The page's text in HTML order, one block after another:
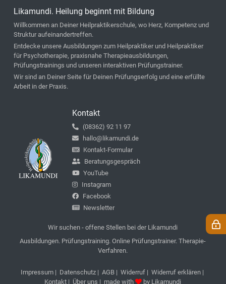
Likamundi. Heilung beginnt mit Bildung
Willkommen an Deiner Heilpraktikerschule, wo Herz, Kompetenz und
Struktur aufeinandertreffen.
Entdecke unsere Ausbildungen zum Heilpraktiker und Heilpraktiker
für Psychotherapie, praxisnahe Therapieausbildungen,
Prüfungstrainings und unseren interaktiven Prüfungstrainer.
Wir sind an Deiner Seite für Deinen Prüfungserfolg und eine erfüllte
Arbeit in der Praxis.
Kontakt
(08362) 92 11 97
hallo@likamundi.de
Kontakt-Formular
Beratungsgespräch
YouTube
Instagram
Facebook
Newsletter
Wir suchen - offene Stellen bei der Likamundi
Ausbildungen. Prüfungstraining. Online Prüfungstrainer. Therapie-
Verfahren.
Impressum| Datenschutz| AGB| Widerruf| Widerruf erklären|
Kontakt | Über uns | made with by Likamundi